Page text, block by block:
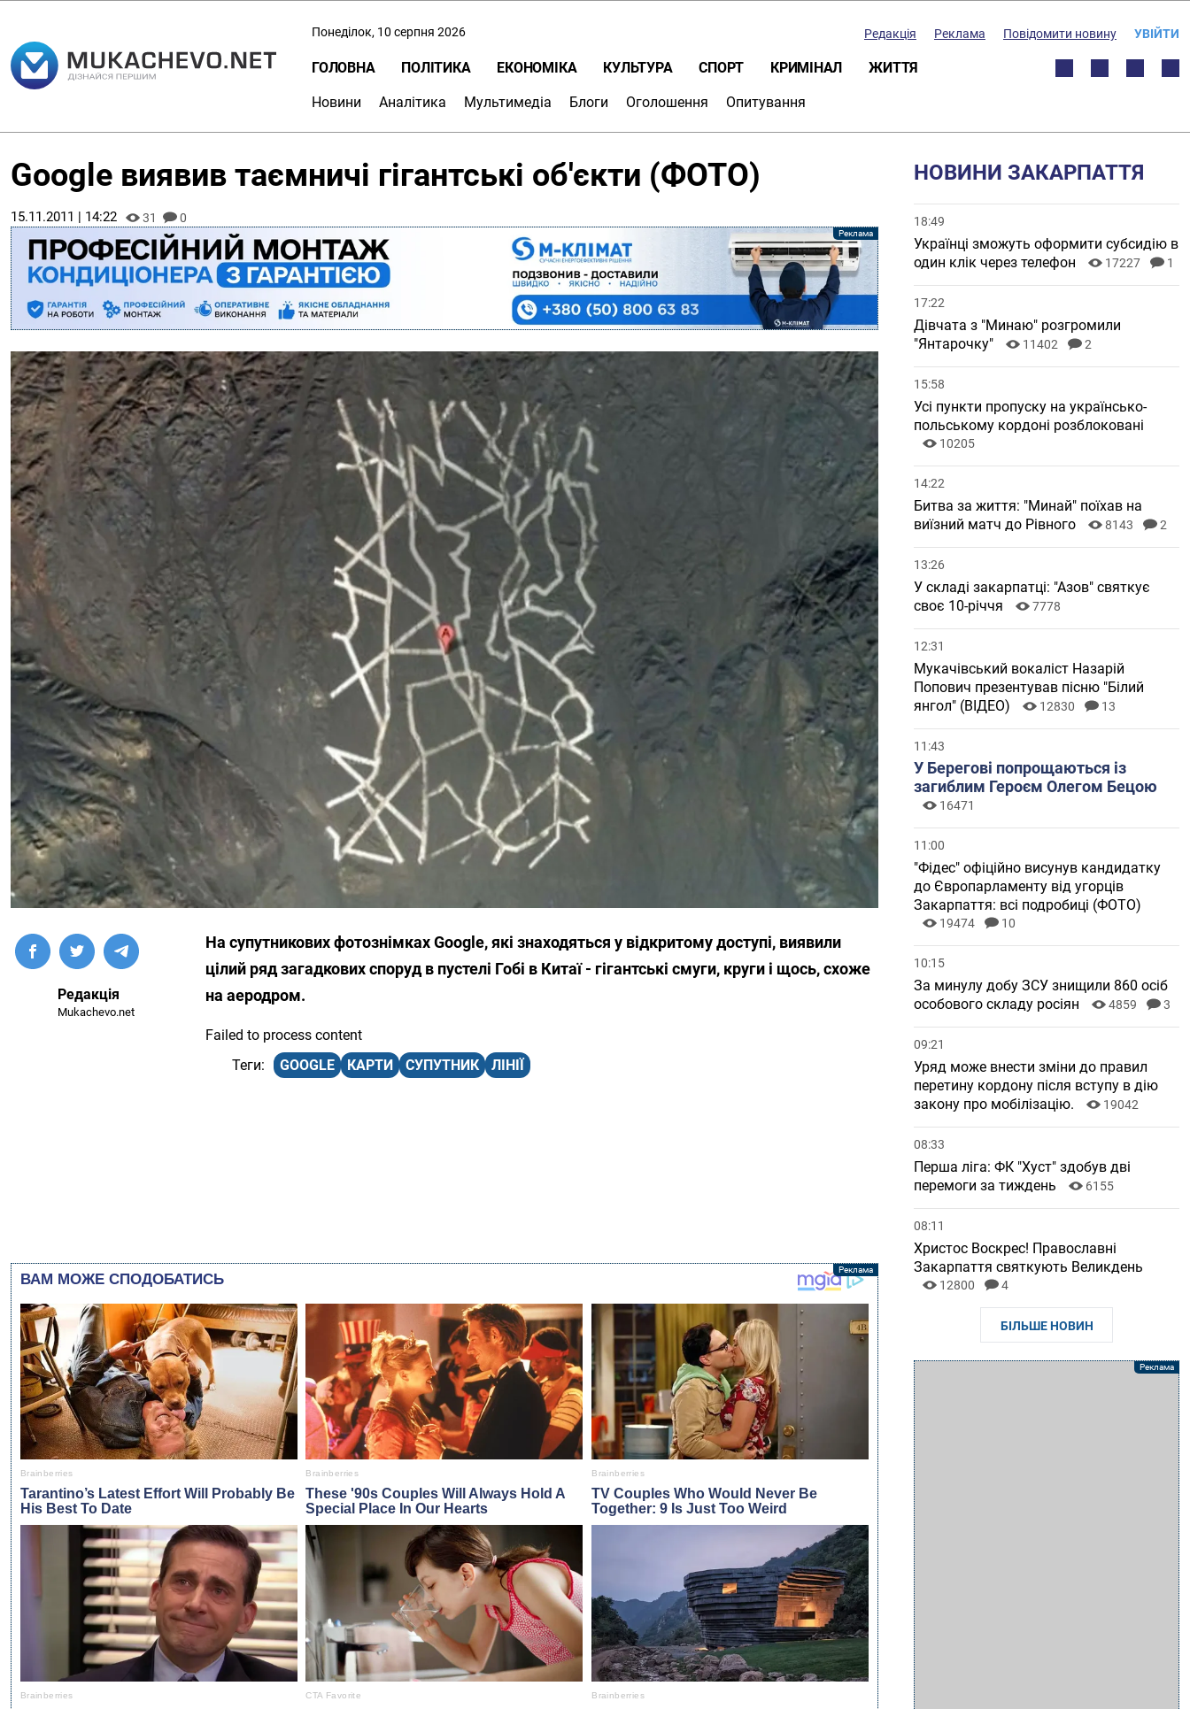
Понеділок, 10 серпня 2026 Редакція Реклама Повідомити новину УВІЙТИ
ГОЛОВНА ПОЛІТИКА ЕКОНОМІКА КУЛЬТУРА СПОРТ КРИМІНАЛ ЖИТТЯ
Новини Аналітика Мультимедіа Блоги Оголошення Опитування
Google виявив таємничі гігантські об'єкти (ФОТО)
15.11.2011 | 14:22 31 0
Редакція
Mukachevo.net
На супутникових фотознімках Google, які знаходяться у відкритому доступі, виявили
цілий ряд загадкових споруд в пустелі Гобі в Китаї - гігантські смуги, круги і щось, схоже
на аеродром.
Failed to process content
GOOGLE
КАРТИ СУПУТНИК ЛІНІЇ
НОВИНИ ЗАКАРПАТТЯ
18:49
Українці зможуть оформити субсидію в
один клік через телефон
17227 1
17:22
Дівчата з "Минаю" розгромили
"Янтарочку"
11402 2
15:58
Усі пункти пропуску на українсько-
польському кордоні розблоковані
10205
14:22
Битва за життя: "Минай" поїхав на
виїзний матч до Рівного
8143 2
13:26
У складі закарпатці: "Азов" святкує
своє 10-річчя
7778
12:31
Мукачівський вокаліст Назарій
Попович презентував пісню "Білий
янгол" (ВІДЕО)
12830 13
11:43
У Берегові попрощаються із
загиблим Героєм Олегом Бецою
16471
11:00
"Фідес" офіційно висунув кандидатку
до Європарламенту від угорців
Закарпаття: всі подробиці (ФОТО)
19474 10
10:15
За минулу добу ЗСУ знищили 860 осіб
особового складу росіян
4859 3
09:21
Уряд може внести зміни до правил
перетину кордону після вступу в дію
закону про мобілізацію.
19042
08:33
Перша ліга: ФК "Хуст" здобув дві
перемоги за тиждень
6155
08:11
Христос Воскрес! Православні
Закарпаття святкують Великдень
12800 4
БІЛЬШЕ НОВИН